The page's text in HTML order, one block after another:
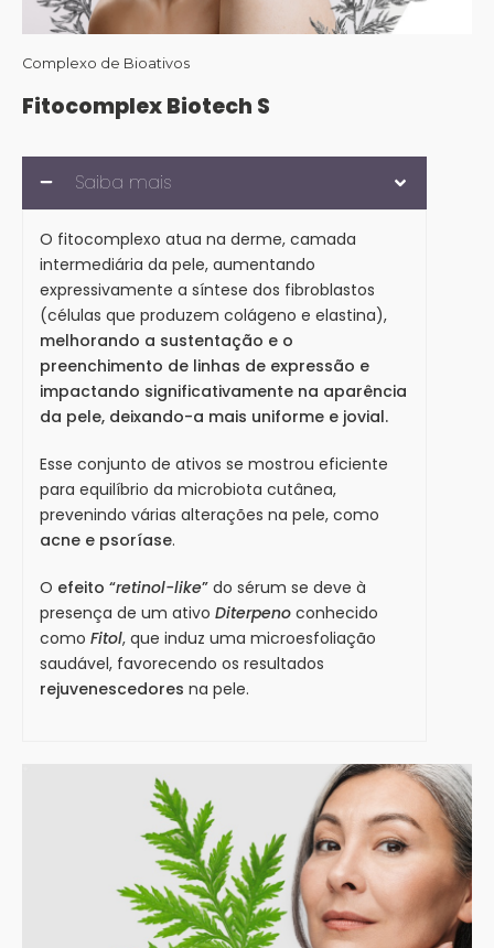
Complexo de Bioativos
Fitocomplex Biotech S
Saiba mais
O fitocomplexo atua na derme, camada
intermediária da pele, aumentando
expressivamente a síntese dos fibroblastos
(células que produzem colágeno e elastina),
melhorando a sustentação e o
preenchimento de linhas de expressão e
impactando significativamente na aparência
da pele, deixando-a mais uniforme e jovial.
Esse conjunto de ativos se mostrou eficiente
para equilíbrio da microbiota cutânea,
prevenindo várias alterações na pele, como
acne e psoríase.
O efeito “retinol-like” do sérum se deve à
presença de um ativo Diterpeno conhecido
como Fitol, que induz uma microesfoliação
saudável, favorecendo os resultados
rejuvenescedores na pele.